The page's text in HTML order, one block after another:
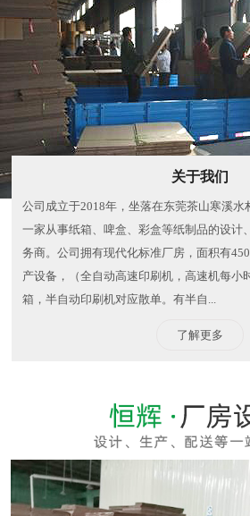
关于我们
公司成立于2018年，坐落在东莞茶山寒溪水
一家从事纸箱、啤盒、彩盒等纸制品的设计
务商。公司拥有现代化标准厂房，面积有
产设备，（全自动高速印刷机，高速机每小
箱，半自动印刷机对应散单。有半自...
了解更多